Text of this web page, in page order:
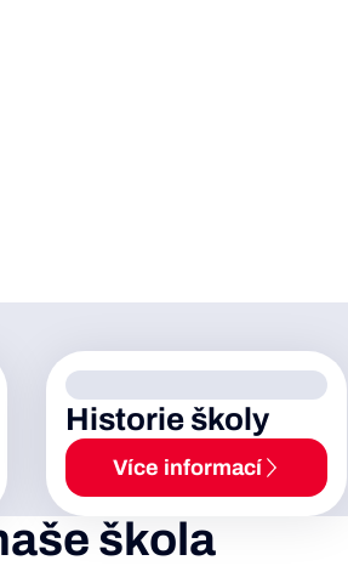
Historie školy
Více informací
škola